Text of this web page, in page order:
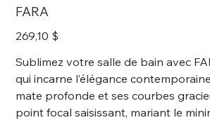
FARA
Prix
269,10 $
Sublimez votre salle de bain avec
qui incarne l’élégance
mate profonde et ses courbes
point focal saisissant, mariant le